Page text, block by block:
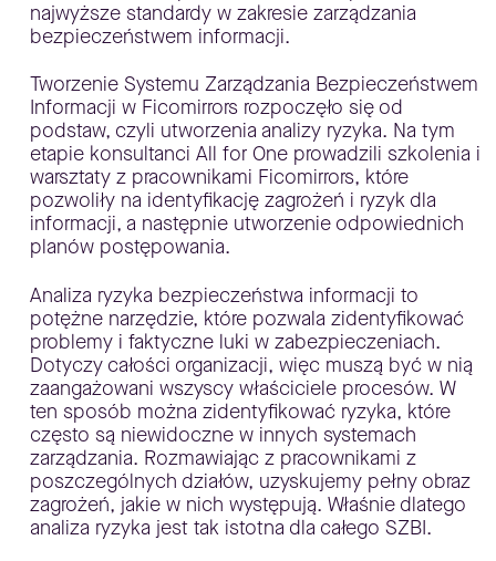
najwyższe standardy w zakresie zarządzania
bezpieczeństwem informacji.
Tworzenie Systemu Zarządzania Bezpieczeństwem
Informacji w Ficomirrors rozpoczęło się od
podstaw, czyli utworzenia analizy ryzyka. Na tym
etapie konsultanci All for One prowadzili szkolenia i
warsztaty z pracownikami Ficomirrors, które
pozwoliły na identyfikację zagrożeń i ryzyk dla
informacji, a następnie utworzenie odpowiednich
planów postępowania.
Analiza ryzyka bezpieczeństwa informacji to
potężne narzędzie, które pozwala zidentyfikować
problemy i faktyczne luki w zabezpieczeniach.
Dotyczy całości organizacji, więc muszą być w nią
zaangażowani wszyscy właściciele procesów. W
ten sposób można zidentyfikować ryzyka, które
często są niewidoczne w innych systemach
zarządzania. Rozmawiając z pracownikami z
poszczególnych działów, uzyskujemy pełny obraz
zagrożeń, jakie w nich występują. Właśnie dlatego
analiza ryzyka jest tak istotna dla całego SZBI.